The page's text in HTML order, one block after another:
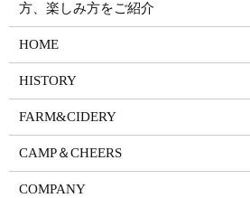
方、楽しみ方をご紹介
HOME
HISTORY
FARM&CIDERY
CAMP＆CHEERS
COMPANY